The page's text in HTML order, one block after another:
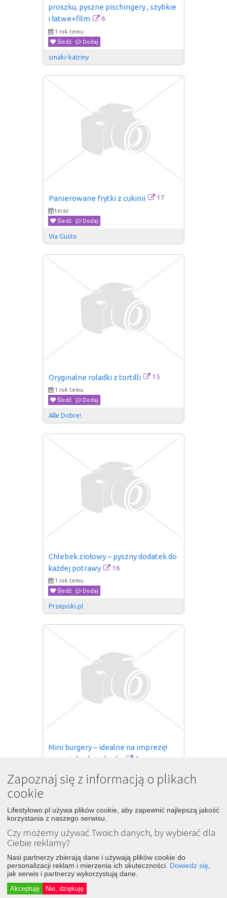
proszku, pyszne pischingery , szybkie
i łatwe+film
6
1 rok temu
Śledź
Dodaj
smaki-katriny
Panierowane frytki z cukinii 17
teraz
Śledź
Dodaj
Via Gusto
Oryginalne roladki z tortilli 15
1 rok temu
Śledź
Dodaj
Alle Dobre!
Chlebek ziołowy – pyszny dodatek do
każdej potrawy
16
1 rok temu
Śledź
Dodaj
Przepiski.pl
Mini burgery – idealne na imprezę!
przepis krok po kroku
5
Śledź
Zapoznaj się z informacją o plikach
cookie
Lifestylowo.pl używa plików cookie, aby zapewnić najlepszą jakość
korzystania z naszego serwisu.
Czy możemy używać Twoich danych, by wybierać dla
Ciebie reklamy?
Nasi partnerzy zbierają dane i używają plików cookie do
personalizacji reklam i mierzenia ich skuteczności. Dowiedz się
jak serwis i partnerzy wykorzystują dane.
Akceptuję Nie, dziękuję